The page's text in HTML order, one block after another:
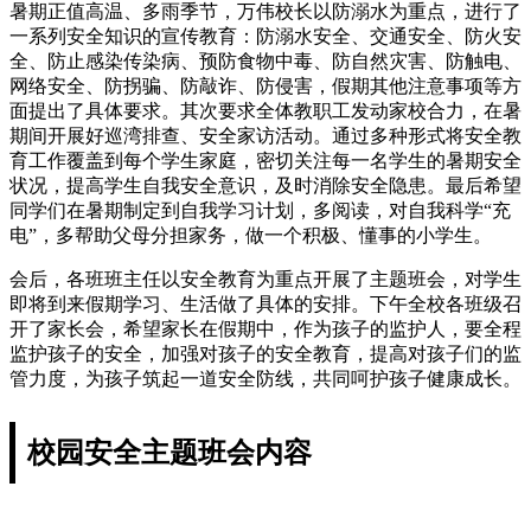
暑期正值高温、多雨季节，万伟校长以防溺水为重点，进行了
一系列安全知识的宣传教育：防溺水安全、交通安全、防火安
全、防止感染传染病、预防食物中毒、防自然灾害、防触电、
网络安全、防拐骗、防敲诈、防侵害，假期其他注意事项等方
面提出了具体要求。其次要求全体教职工发动家校合力，在暑
期间开展好巡湾排查、安全家访活动。通过多种形式将安全教
育工作覆盖到每个学生家庭，密切关注每一名学生的暑期安全
状况，提高学生自我安全意识，及时消除安全隐患。最后希望
同学们在暑期制定到自我学习计划，多阅读，对自我科学“充
电”，多帮助父母分担家务，做一个积极、懂事的小学生。
会后，各班班主任以安全教育为重点开展了主题班会，对学生
即将到来假期学习、生活做了具体的安排。下午全校各班级召
开了家长会，希望家长在假期中，作为孩子的监护人，要全程
监护孩子的安全，加强对孩子的安全教育，提高对孩子们的监
管力度，为孩子筑起一道安全防线，共同呵护孩子健康成长。
校园安全主题班会内容